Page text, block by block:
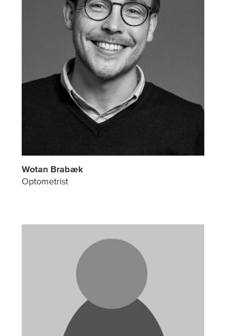
Wotan Brabæk
Optometrist